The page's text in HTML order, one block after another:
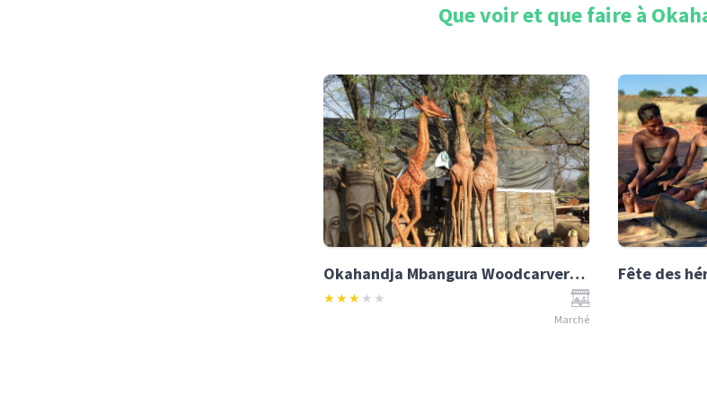
Que voir et que faire à
Okahandja Mbangura Woodcarvers Craft Market
★★★ ★ ★
Marché
Fête des